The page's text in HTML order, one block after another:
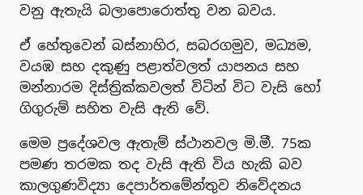
වනු ඇතැයි බලාපොරොත්තු වන බවය.
ඒ හේතුවෙන් බස්නාහිර, සබරගමුව, මධ්‍යම,
වයඹ සහ දකුණු පළාත්වලත් යාපනය සහ
මන්නාරම දිස්ත්‍රික්කවලත් විටින් විට වැසි හෝ
ගිගුරුම් සහිත වැසි ඇති වේ.
මෙම ප්‍රදේශවල ඇතැම් ස්ථානවල මි.මී. 75ක
පමණ තරමක තද වැසි ඇති විය හැකි බව
කාලගුණවිද්‍යා දෙපාර්තමේන්තුව නිවේදනය